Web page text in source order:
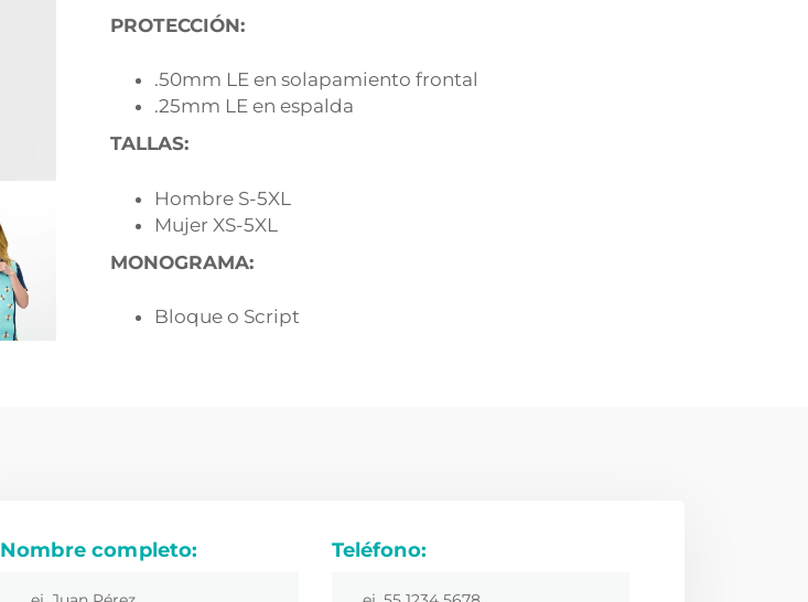
PROTECCIÓN:
.50mm LE en solapamiento frontal
.25mm LE en espalda
TALLAS:
Hombre S-5XL
Mujer XS-5XL
MONOGRAMA:
Bloque o Script
Nombre completo: Teléfono: